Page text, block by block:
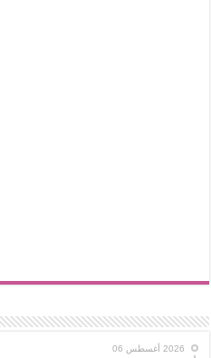
2026 أغسطس 06